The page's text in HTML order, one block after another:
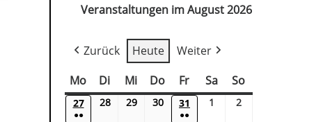
Veranstaltungen im August 2026
Zurück Heute
Weiter
Mo
Di Mi Do Fr Sa So
27
●●
28 29 30 31
●●
1 2